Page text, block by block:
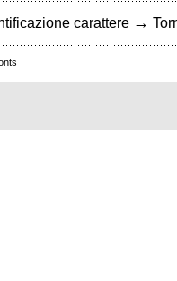
carattere →